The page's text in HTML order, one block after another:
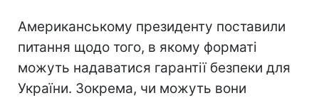
Американському президенту поставили
питання щодо того, в якому форматі
можуть надаватися гарантії безпеки для
України. Зокрема, чи можуть вони